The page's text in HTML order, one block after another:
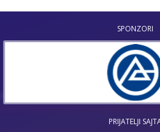
SPONZORI
PRIJATELJI